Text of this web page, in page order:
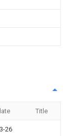
Title
26